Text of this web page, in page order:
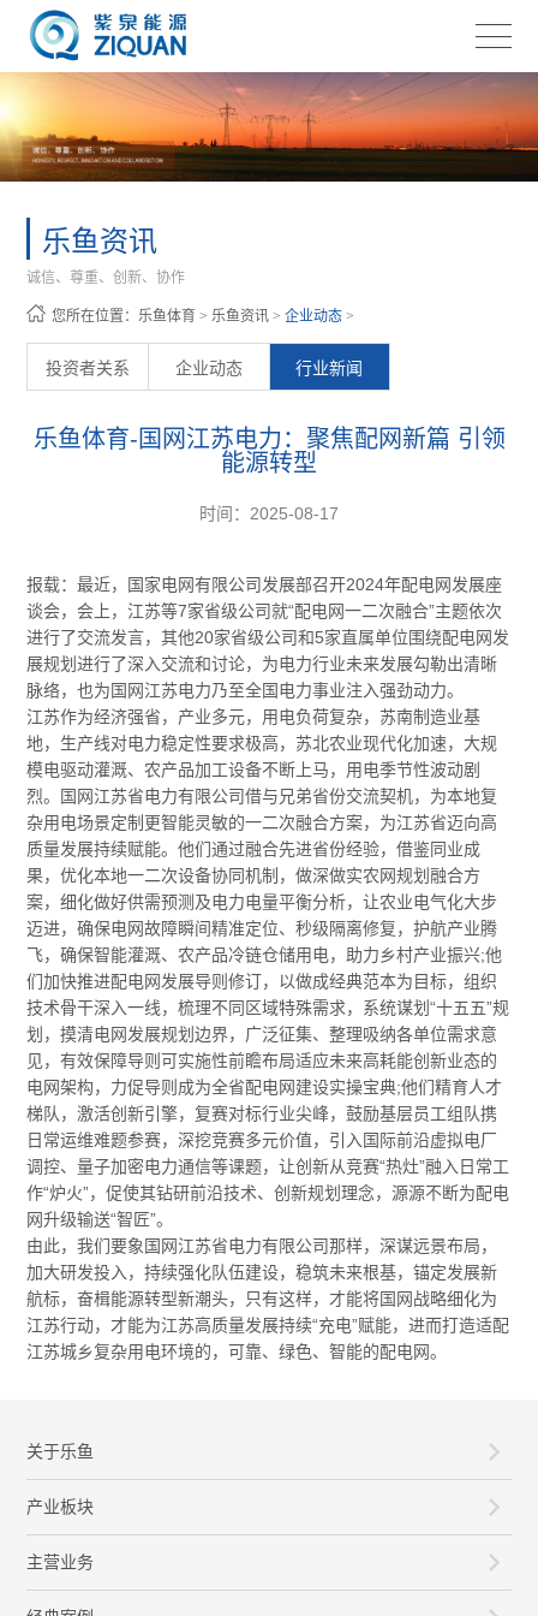
乐鱼资讯
诚信、尊重、创新、协作
您所在位置：乐鱼体育 >乐鱼资讯 >企业动态 >
投资者关系 企业动态 行业新闻
乐鱼体育-国网江苏电力：聚焦配网新篇 引领
能源转型
时间：2025-08-17
报载：最近，国家电网有限公司发展部召开2024年配电网发展座
谈会，会上，江苏等7家省级公司就“配电网一二次融合”主题依次
进行了交流发言，其他20家省级公司和5家直属单位围绕配电网发
展规划进行了深入交流和讨论，为电力行业未来发展勾勒出清晰
脉络，也为国网江苏电力乃至全国电力事业注入强劲动力。
江苏作为经济强省，产业多元，用电负荷复杂，苏南制造业基
地，生产线对电力稳定性要求极高，苏北农业现代化加速，大规
模电驱动灌溉、农产品加工设备不断上马，用电季节性波动剧
烈。国网江苏省电力有限公司借与兄弟省份交流契机，为本地复
杂用电场景定制更智能灵敏的一二次融合方案，为江苏省迈向高
质量发展持续赋能。他们通过融合先进省份经验，借鉴同业成
果，优化本地一二次设备协同机制，做深做实农网规划融合方
案，细化做好供需预测及电力电量平衡分析，让农业电气化大步
迈进，确保电网故障瞬间精准定位、秒级隔离修复，护航产业腾
飞，确保智能灌溉、农产品冷链仓储用电，助力乡村产业振兴;他
们加快推进配电网发展导则修订，以做成经典范本为目标，组织
技术骨干深入一线，梳理不同区域特殊需求，系统谋划“十五五”规
划，摸清电网发展规划边界，广泛征集、整理吸纳各单位需求意
见，有效保障导则可实施性前瞻布局适应未来高耗能创新业态的
电网架构，力促导则成为全省配电网建设实操宝典;他们精育人才
梯队，激活创新引擎，复赛对标行业尖峰，鼓励基层员工组队携
日常运维难题参赛，深挖竞赛多元价值，引入国际前沿虚拟电厂
调控、量子加密电力通信等课题，让创新从竞赛“热灶”融入日常工
作“炉火”，促使其钻研前沿技术、创新规划理念，源源不断为配电
网升级输送“智匠”。
由此，我们要象国网江苏省电力有限公司那样，深谋远景布局，
加大研发投入，持续强化队伍建设，稳筑未来根基，锚定发展新
航标，奋楫能源转型新潮头，只有这样，才能将国网战略细化为
江苏行动，才能为江苏高质量发展持续“充电”赋能，进而打造适配
江苏城乡复杂用电环境的，可靠、绿色、智能的配电网。
关于乐鱼
产业板块
主营业务